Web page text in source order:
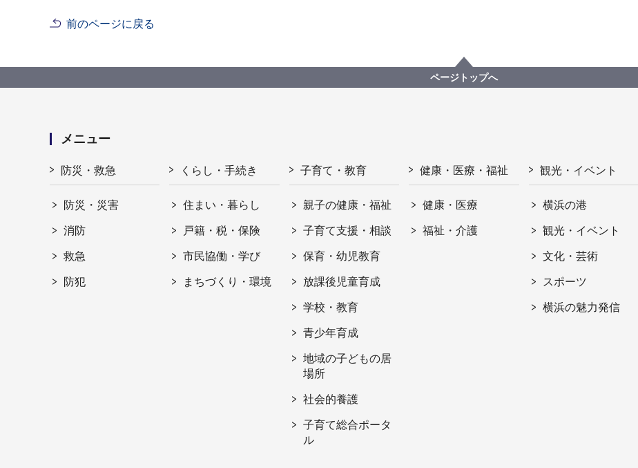
前のページに戻る
ページトップへ
メニュー
防災・救急
防災・災害
消防
救急
防犯
くらし・手続き
住まい・暮らし
戸籍・税・保険
市民協働・学び
まちづくり・環境
子育て・教育
親子の健康・福祉
子育て支援・相談
保育・幼児教育
放課後児童育成
学校・教育
青少年育成
地域の子どもの居
場所
社会的養護
子育て総合ポータ
ル
健康・医療・福祉
健康・医療
福祉・介護
観光・イベント
横浜の港
観光・イベント
文化・芸術
スポーツ
横浜の魅力発信